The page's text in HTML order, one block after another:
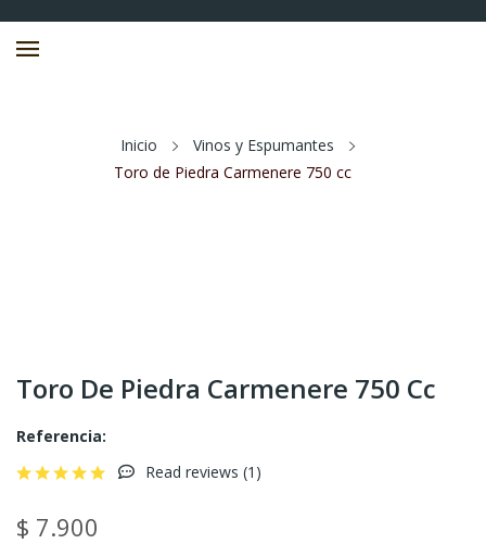
Inicio
Vinos y Espumantes
Toro de Piedra Carmenere 750 cc
Toro De Piedra Carmenere 750 Cc
Referencia:
Read reviews (1 )
$ 7.900